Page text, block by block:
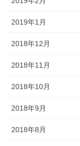
2019年1月
2018年12月
2018年11月
2018年10月
2018年9月
2018年8月